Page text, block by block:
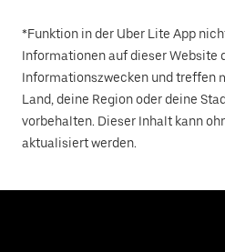
*Funktion in der Uber Lite App
Informationen auf dieser Website
Informationszwecken und treffen
Land, deine Region oder deine
vorbehalten. Dieser Inhalt kann
aktualisiert werden.